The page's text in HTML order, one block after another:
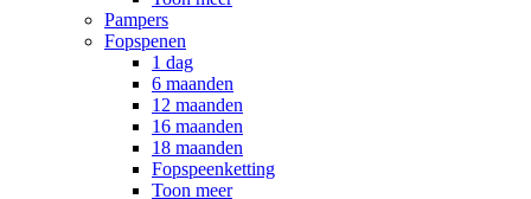
Pampers
Fopspenen
1 dag
6 maanden
12 maanden
16 maanden
18 maanden
Fopspeenketting
Toon meer